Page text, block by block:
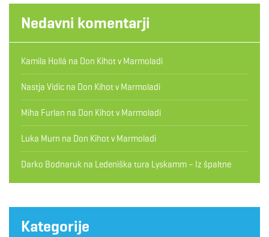
Nedavni komentarji
Kamila Hollá na Don Kihot v Marmoladi
Nastja Vidic na Don Kihot v Marmoladi
Miha Furlan na Don Kihot v Marmoladi
Luka Murn na Don Kihot v Marmoladi
Darko Bodnaruk na Ledeniška tura Lyskamm – Iz špaltne
Kategorije